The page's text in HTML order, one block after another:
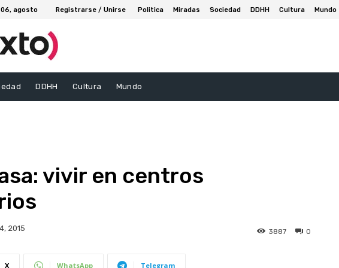
agosto Registrarse / Unirse Politica Miradas Sociedad DDHH Cultura Mundo
DDHH Cultura Mundo
vivir en centros
2015 0
3887
X WhatsApp Telegram